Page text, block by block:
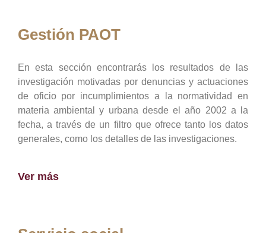
Gestión PAOT
En esta sección encontrarás los resultados de las
investigación motivadas por denuncias y actuaciones
de oficio por incumplimientos a la normatividad en
materia ambiental y urbana desde el año 2002 a la
fecha, a través de un filtro que ofrece tanto los datos
generales, como los detalles de las investigaciones.
Ver más